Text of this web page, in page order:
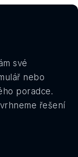
své
nebo
poradce.
řešení